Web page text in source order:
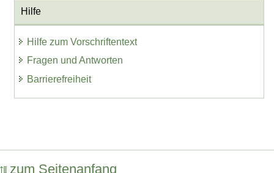
Hilfe
Hilfe zum Vorschriftentext
Fragen und Antworten
Barrierefreiheit
zum Seitenanfang